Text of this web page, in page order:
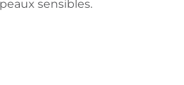
sensibles.